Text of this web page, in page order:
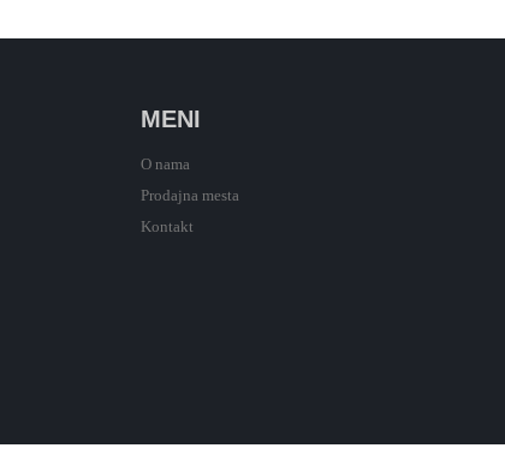
MENI
O nama
Prodajna mesta
Kontakt